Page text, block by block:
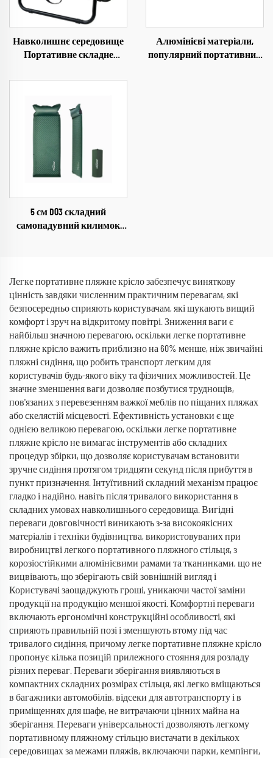
Навколишнє середовище
Портативне складне
Пляж Похід Кемпінг
Алюмінієві матеріали,
популярний портативний
5 см D03 складний
самонадувний килимок
парку
Легке портативне пляжне крісло забезпечує виняткову
цінність завдяки численним практичним перевагам, які
безпосередньо сприяють користувачам, які шукають вищий
комфорт і зруч на відкритому повітрі. Зниження ваги є
найбільш значною перевагою, оскільки легке портативне
пляжне крісло важить приблизно на 60% менше, ніж звичайні
пляжні сидіння, що робить транспорт легким для
користувачів будь-якого віку та фізичних можливостей. Це
значне зменшення ваги дозволяє позбутися труднощів,
пов'язаних з перевезенням важкої меблів по піщаних пляжах
або скелястій місцевості. Ефективність установки є ще
однією великою перевагою, оскільки легке портативне
пляжне крісло не вимагає інструментів або складних
процедур збірки, що дозволяє користувачам встановити
зручне сидіння протягом тридцяти секунд після прибуття в
пункт призначення. Інтуїтивний складний механізм працює
гладко і надійно, навіть після тривалого використання в
складних умовах навколишнього середовища. Вигідні
переваги довговічності виникають з-за високоякісних
матеріалів і техніки будівництва, використовуваних при
виробництві легкого портативного пляжного стільця, з
корозіостійкими алюмінієвими рамами та тканинками, що не
вицвівають, що зберігають свій зовнішній вигляд і
Користувачі заощаджують гроші, уникаючи частої заміни
продукції на продукцію меншої якості. Комфортні переваги
включають ергономічні конструкційні особливості, які
сприяють правильній позі і зменшують втому під час
тривалого сидіння, причому легке портативне пляжне крісло
пропонує кілька позицій прилежного стояння для розладу
різних переваг. Переваги зберігання виявляються в
компактних складних розмірах стільця, які легко вміщаються
в багажники автомобілів, відсеки для автотранспорту і в
приміщеннях для шафе, не витрачаючи цінних майна на
зберігання. Переваги універсальності дозволяють легкому
портативному пляжному стільцю вистачати в декількох
середовищах за межами пляжів, включаючи парки, кемпінги,